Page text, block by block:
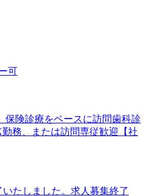
可
保険診療をベースに訪問歯科診
務、または訪問専従歓迎【社
たしました。 求人募集終了